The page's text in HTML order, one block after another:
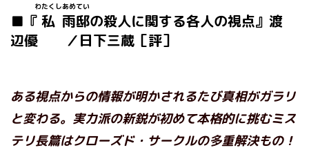
■『 私
わたくし
​雨
あめ
邸
てい
の殺人に関する各人の視点』渡
辺優 ／日下三蔵［評］
ある視点からの情報が明かされるたび真相がガラリ
と変わる。実力派の新鋭が初めて本格的に挑むミス
テリ長篇はクローズド・サークルの多重解決もの！